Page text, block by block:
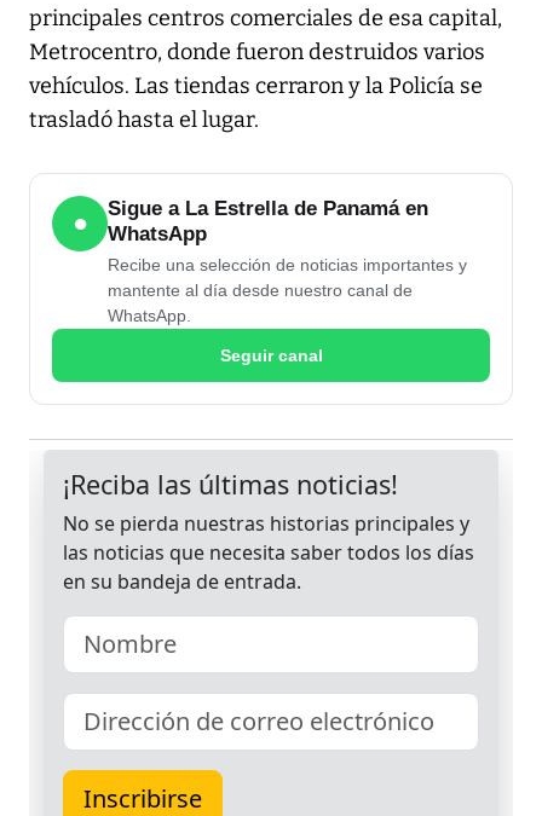
principales centros comerciales de esa capital,
Metrocentro, donde fueron destruidos varios
vehículos. Las tiendas cerraron y la Policía se
trasladó hasta el lugar.
●
Sigue a La Estrella de Panamá en
WhatsApp
Recibe una selección de noticias importantes y
mantente al día desde nuestro canal de
WhatsApp.
Seguir canal